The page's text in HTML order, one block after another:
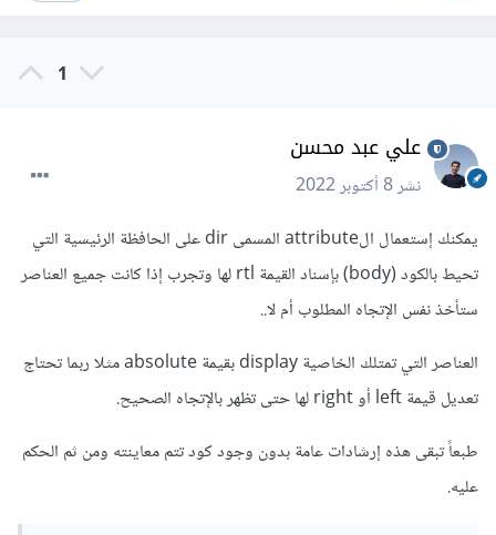
1
علي عبد محسن
نشر8 أكتوبر 2022
يمكنك إستعمال الattribute المسمى dir على الحافظة الرئيسية التي
تحيط بالكود (body) بإسناد القيمة rtl لها وتجرب إذا كانت جميع العناصر
ستأخذ نفس الإتجاه المطلوب أم لا..
العناصر التي تمتلك الخاصية display بقيمة absolute مثلا ربما تحتاج
تعديل قيمة left أو right لها حتى تظهر بالإتجاه الصحيح.
طبعاً تبقى هذه إرشادات عامة بدون وجود كود تتم معاينته ومن ثم الحكم
عليه.